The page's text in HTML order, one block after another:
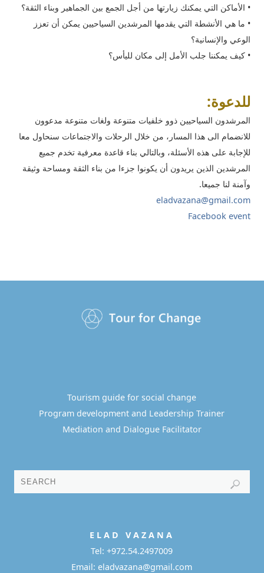
• الأماكن التي يمكنك زيارتها من أجل الجمع بين الجماهير وبناء الثقة؟
• ما هي الأنشطة التي يقدمها المرشدين السياحيين يمكن أن تعزز
الوعي والإنسانية؟
• كيف يمكننا جلب الأمل إلى مكان لليأس؟
للدعوة:
المرشدون السياحيين ذوو خلفيات متنوعة ولغات متنوعة مدعوون
للانضمام الى هذا المسار، من خلال الرحلات والاجتماعات سنحاول معا
للإجابة على هذه الأسئلة، وبالتالي بناء قاعدة معرفية تخدم جميع
المرشدين الذين يريدون أن يكونوا جزءا من بناء الثقة ومساحة وثيقة
وآمنة لنا جميعا.
eladvazana@gmail.com
​Facebook event
Tourism guide for social change
Program development and Leadership Trainer
Mediation and Dialogue Facilitator
E L A D V A Z A N A
Tel:+972.54.2497009
Email: eladvazana@gmail.com